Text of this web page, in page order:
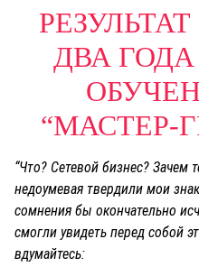
ДВА
“МАСТЕР-
“Что? Сетевой бизнес? Зачем
недоумевая твердили мои
сомнения бы окончательно
смогли увидеть перед собой
вдумайтесь: